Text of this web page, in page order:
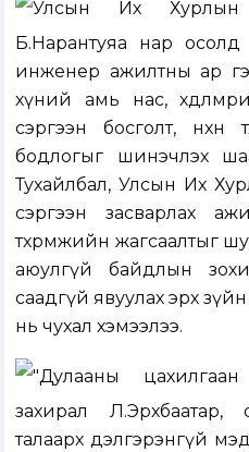
Улсын Их Хурлын
Б.Нарантуяа нар осолд
инженер ажилтны ар
хүний амь нас,
сэргээн босголт, нөхөн
бодлогыг шинэчлэх
Тухайлбал, Улсын Их
сэргээн засварлах
төхөөрөмжийн жагсаалтыг
аюулгүй байдлын
саадгүй явуулах эрх
нь чухал хэмээлээ.
"Дулааны
захирал Л.Эрхбаатар,
талаарх дэлгэрэнгүй